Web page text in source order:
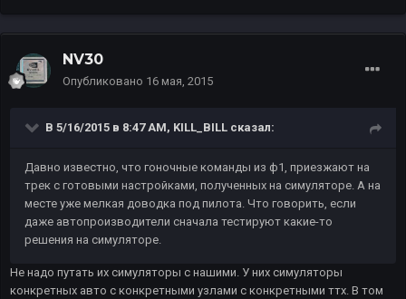
NV30
Опубликовано 16 мая, 2015
В 5/16/2015 в 8:47 AM, KILL_BILL сказал:
Давно известно, что гоночные команды из ф1, приезжают на
трек с готовыми настройками, полученных на симуляторе. А на
месте уже мелкая доводка под пилота. Что говорить, если
даже автопроизводители сначала тестируют какие-то
решения на симуляторе.
Не надо путать их симуляторы с нашими. У них симуляторы
конкретных авто с конкретными узлами с конкретными ттх. В том